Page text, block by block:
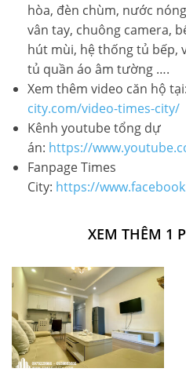
hòa, đèn chùm, nước
vân tay, chuông camera,
hút mùi, hệ thống tủ bếp,
tủ quần áo âm tường ….
Xem thêm video căn hộ tại:
city.com/video-times-city/
Kênh youtube tổng dự
án: https://
Fanpage Times
City: https://
XEM THÊM 1